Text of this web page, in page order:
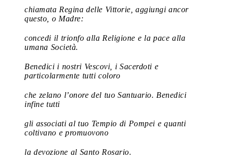
chiamata Regina delle Vittorie, aggiungi ancor
questo, o Madre:
concedi il trionfo alla Religione e la pace alla
umana Società.
Benedici i nostri Vescovi, i Sacerdoti e
particolarmente tutti coloro
che zelano l’onore del tuo Santuario. Benedici
infine tutti
gli associati al tuo Tempio di Pompei e quanti
coltivano e promuovono
la devozione al Santo Rosario.